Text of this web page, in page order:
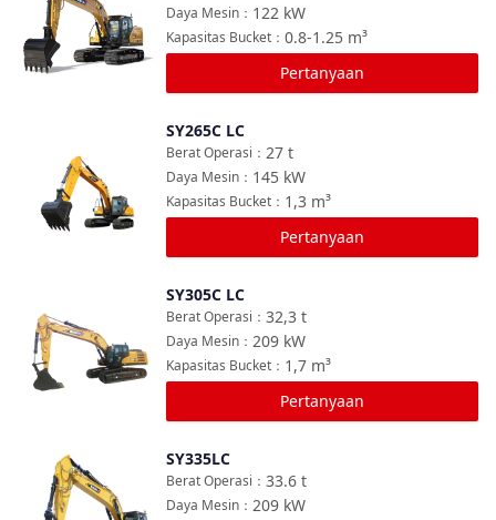
122 kW
Daya Mesin ：
0.8-1.25 m³
Kapasitas Bucket ：
Pertanyaan
SY265C LC
27 t
Berat Operasi ：
145 kW
Daya Mesin ：
1,3 m³
Kapasitas Bucket ：
Pertanyaan
SY305C LC
32,3 t
Berat Operasi ：
209 kW
Daya Mesin ：
1,7 m³
Kapasitas Bucket ：
Pertanyaan
Bandingkan
SY335LC
33.6 t
Berat Operasi ：
209 kW
Daya Mesin ：